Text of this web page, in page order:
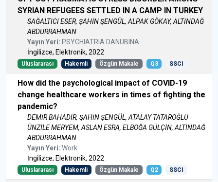
SYRIAN REFUGEES SETTLED IN A CAMP IN TURKEY
SAĞALTICI ESER, ŞAHİN ŞENGÜL, ALPAK GÖKAY, ALTINDAĞ
ABDURRAHMAN
Yayın Yeri: PSYCHIATRIA DANUBINA
İngilizce, Elektronik, 2022
Uluslararası Hakemli Özgün Makale Q3 SSCI
How did the psychological impact of COVID-19
change healthcare workers in times of fighting the
pandemic?
DEMİR BAHADIR, ŞAHİN ŞENGÜL, ATALAY TATAROĞLU
ÜNZİLE MERYEM, ASLAN ESRA, ELBOĞA GÜLÇİN, ALTINDAĞ
ABDURRAHMAN
Yayın Yeri: Work
İngilizce, Elektronik, 2022
Uluslararası Hakemli Özgün Makale Q2 SSCI